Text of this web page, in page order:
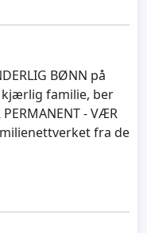
BØNN på
kjærlig familie, ber
- VÆR
fra de